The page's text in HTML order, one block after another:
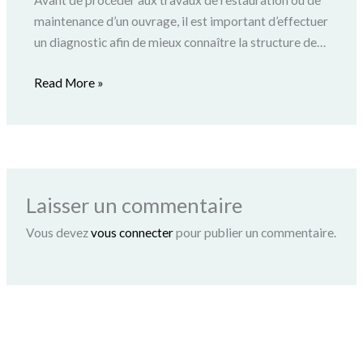
maintenance d’un ouvrage, il est important d’effectuer
un diagnostic afin de mieux connaître la structure de…
Read More »
Laisser un commentaire
Vous devezvous connecterpour publier un commentaire.